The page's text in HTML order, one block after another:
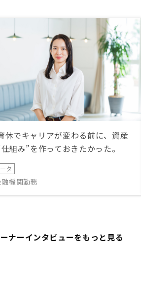
休でキャリアが変わる前に、資産
組み”を作っておきたかった。
タ
機関勤務
ナーインタビューをもっと見る